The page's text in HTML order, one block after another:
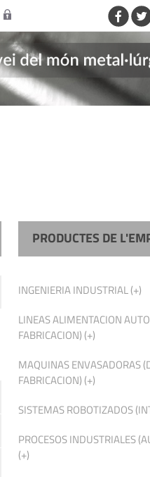
PRODUCTES DE
INGENIERIA INDUSTRIAL (+)
LINEAS ALIMENTACION
FABRICACION) (+)
MAQUINAS ENVASADORAS
FABRICACION) (+)
SISTEMAS ROBOTIZADOS
PROCESOS INDUSTRIALES
(+)